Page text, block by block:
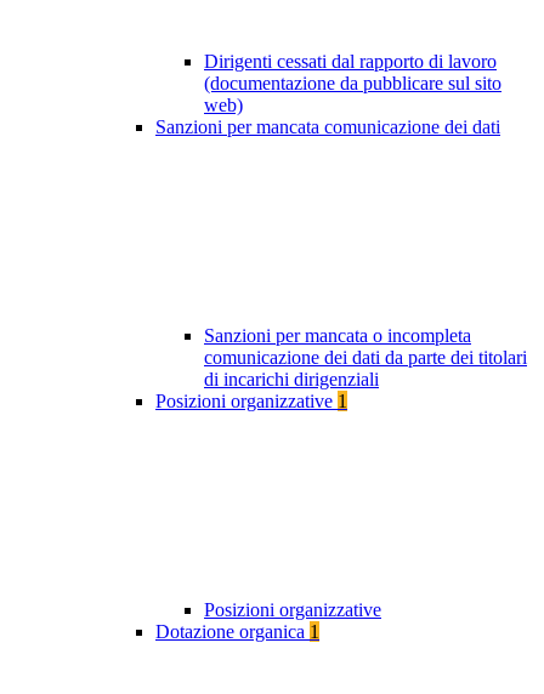
Dirigenti cessati dal rapporto di lavoro
(documentazione da pubblicare sul sito
web)
Sanzioni per mancata comunicazione dei dati
Sanzioni per mancata o incompleta
comunicazione dei dati da parte dei titolari
di incarichi dirigenziali
Posizioni organizzative 1
Posizioni organizzative
Dotazione organica 1